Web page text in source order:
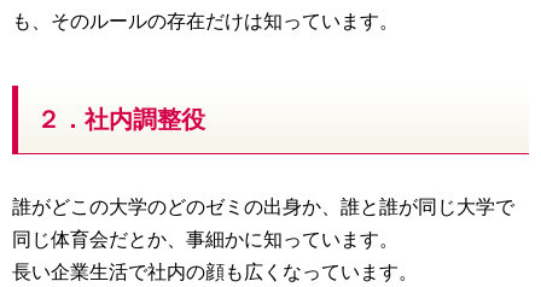
も、そのルールの存在だけは知っています。
２．社内調整役
誰がどこの大学のどのゼミの出身か、誰と誰が同じ大学で
同じ体育会だとか、事細かに知っています。
長い企業生活で社内の顔も広くなっています。